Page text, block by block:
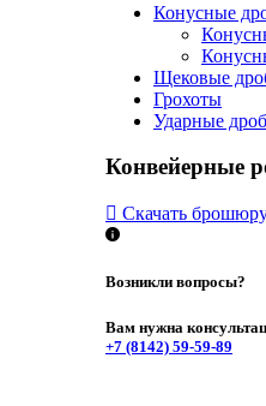
Конусные
Щековые
Грохоты
Ударные
Конвейерные
Скачать
Возникли вопросы?
Вам нужна
+7 (8142) 59-59-89